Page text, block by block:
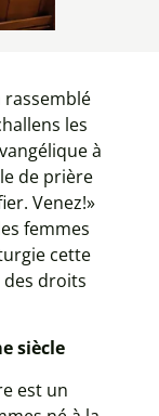
les
à
de prière
Venez!»
femmes
cette
droits
siècle
est un